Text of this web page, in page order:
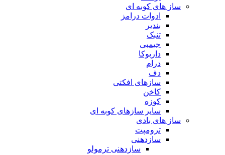
ساز های کوبه ای
ادوات درامز
بندیر
تنبک
جیمبی
داربوکا
درام
دف
سازهای افکتی
کاخن
کوزه
سایر سازهای کوبه ای
ساز های بادی
ترومپت
سازدهنی
سازدهنی ترمولو